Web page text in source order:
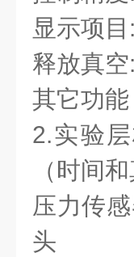
显示项
释放真
其它功
2.实验
（时间
压力传
头